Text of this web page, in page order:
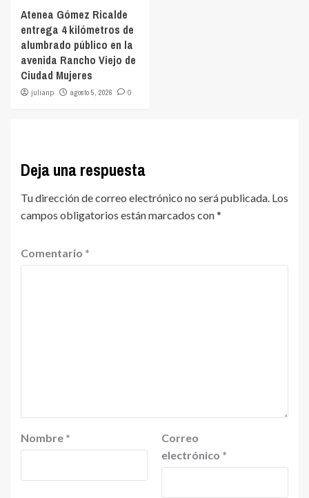
Atenea Gómez Ricalde
entrega 4 kilómetros de
alumbrado público en la
avenida Rancho Viejo de
Ciudad Mujeres
julianp agosto 5, 2026 0
Deja una respuesta
Tu dirección de correo electrónico no será publicada. Los
campos obligatorios están marcados con*
Comentario *
Nombre *
Correo
electrónico *